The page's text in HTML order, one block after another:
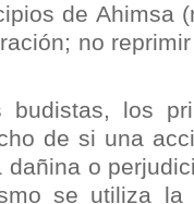
de Ahimsa
no
budistas, los
de si una
o
se utiliza la